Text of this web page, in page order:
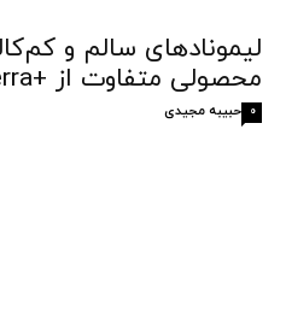
محصولی متفاوت از +Terra
حبیبه مجیدی 0